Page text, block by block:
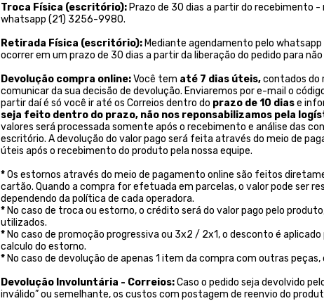
Troca Física (escritório): Prazo de 30 dias a partir do recebimento
whatsapp (21) 3256-9980.
Retirada Física (escritório): Mediante agendamento pelo
ocorrer em um prazo de 30 dias a partir da liberação do pedido para
Devolução compra online:Você tem até 7 dias úteis,contados do
comunicar da sua decisão de devolução. Enviaremos por e-mail o
partir daí é só você ir até os Correios dentro do prazo de 10 diase
seja feito dentro do prazo, não nos reponsabilizamos pela
valores será processada somente após o recebimento e análise das
escritório. A devolução do valor pago será feita através do meio de
úteis após o recebimento do produto pela nossa equipe.
*Os estornos através do meio de pagamento online são feitos
cartão. Quando a compra for efetuada em parcelas, o valor pode ser
dependendo da política de cada operadora.
* No caso de troca ou estorno, o crédito será do valor pago pelo
utilizados.
* No caso de promoção progressiva ou 3x2 / 2x1, o desconto é
calculo do estorno.
* No caso de devolução de apenas 1 item da compra com outras
Devolução Involuntária - Correios:Caso o pedido seja devolvido
inválido” ou semelhante, os custos com postagem de reenvio do